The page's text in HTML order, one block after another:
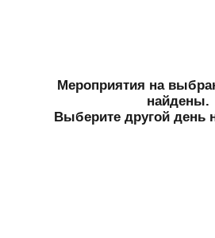
Мероприятия на
найдены.
Выберите другой день